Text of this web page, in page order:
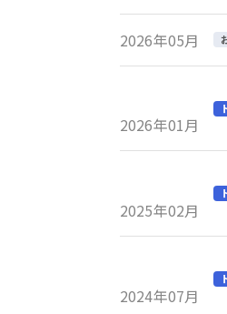
2026年05月
2026年01月
2025年02月
2024年07月